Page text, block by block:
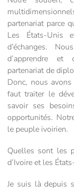
partenariat parce
Les États-Unis
d’échanges.
d’apprendre et
partenariat de
Donc, nous
faut traiter le
savoir ses
opportunités.
le peuple ivoirien.
Quelles sont les
d’Ivoire et les
Je suis là depuis